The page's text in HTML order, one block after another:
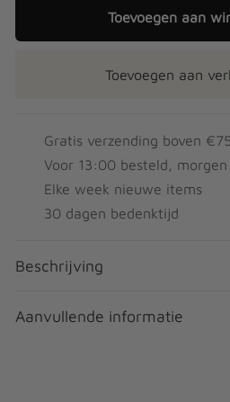
Toevoegen aan
Toevoegen aan
Gratis verzending boven
Voor 13:00 besteld,
Elke week nieuwe items
30 dagen bedenktijd
Beschrijving
Aanvullende informatie